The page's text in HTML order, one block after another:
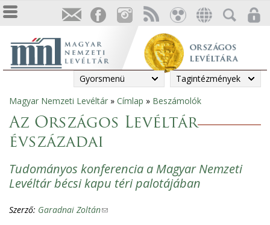
Gyorsmenü Tagintézmények
Jelenlegi
hely
Magyar Nemzeti Levéltár » Címlap » Beszámolók
Az Országos Levéltár
évszázadai
Tudományos konferencia a Magyar Nemzeti
Levéltár bécsi kapu téri palotájában
Szerző: Garadnai Zoltán(